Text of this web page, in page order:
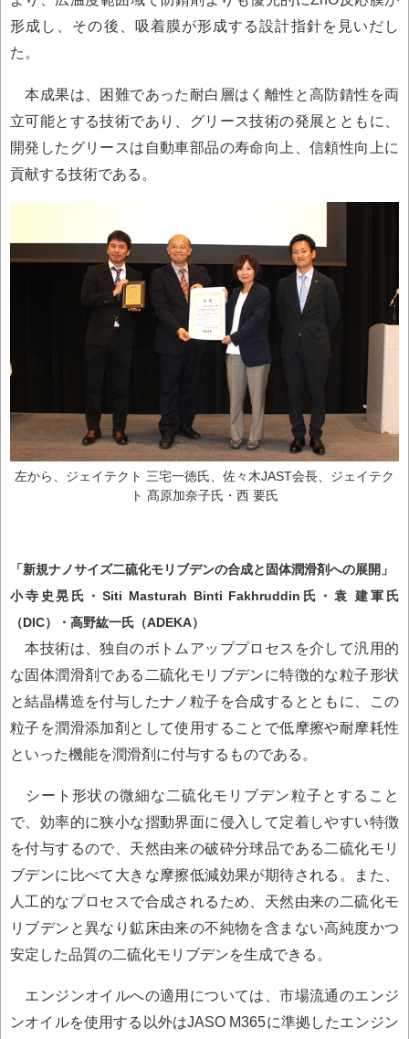
形成し、その後、吸着膜が形成する設計指針を見いだし
た。
本成果は、困難であった耐白層はく離性と高防錆性を両
立可能とする技術であり、グリース技術の発展とともに、
開発したグリースは自動車部品の寿命向上、信頼性向上に
貢献する技術である。
左から、ジェイテクト 三宅一徳氏、佐々木JAST会長、ジェイテク
ト 髙原加奈子氏・西 要氏
「新規ナノサイズ二硫化モリブデンの合成と固体潤滑剤への展開」
小寺史晃氏・Siti Masturah Binti Fakhruddin氏・袁 建軍氏
（DIC）・高野紘一氏（ADEKA）
本技術は、独自のボトムアッププロセスを介して汎用的
な固体潤滑剤である二硫化モリブデンに特徴的な粒子形状
と結晶構造を付与したナノ粒子を合成するとともに、この
粒子を潤滑添加剤として使用することで低摩擦や耐摩耗性
といった機能を潤滑剤に付与するものである。
シート形状の微細な二硫化モリブデン粒子とすること
で、効率的に狭小な摺動界面に侵入して定着しやすい特徴
を付与するので、天然由来の破砕分球品である二硫化モリ
ブデンに比べて大きな摩擦低減効果が期待される。また、
人工的なプロセスで合成されるため、天然由来の二硫化モ
リブデンと異なり鉱床由来の不純物を含まない高純度かつ
安定した品質の二硫化モリブデンを生成できる。
エンジンオイルへの適用については、市場流通のエンジ
ンオイルを使用する以外はJASO M365に準拠したエンジン